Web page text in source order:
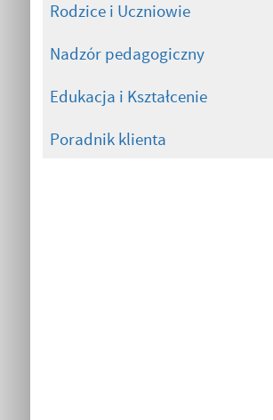
Rodzice i Uczniowie
Nadzór pedagogiczny
Edukacja i Kształcenie
Poradnik klienta